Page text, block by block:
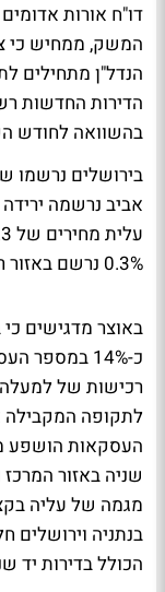
דו"ח אורות
המשק, ממחיש כי
הנדל"ן מתחילים
בהשוואה לחודש
0.3% נרשם באזור רחובות .
באוצר מדגישים
כ-14%
לתקופה המקבילה
העסקאות הושפע
שניה באזור
מגמה של עליה
בנתניה
הכולל בדירות יד